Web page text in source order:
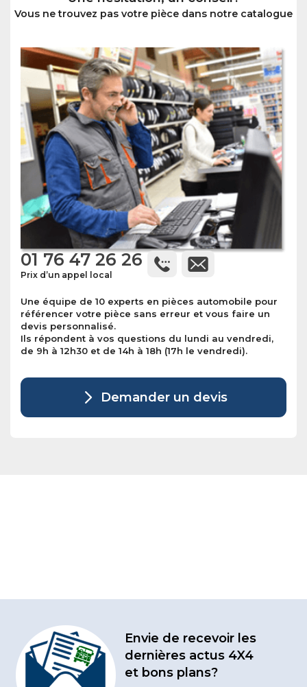
Vous ne trouvez pas votre pièce dans notre catalogue
01 76 47 26 26
Prix d’un appel local
Une équipe de 10 experts en pièces automobile pour
référencer votre pièce sans erreur et vous faire un
devis personnalisé.
Ils répondent à vos questions du lundi au vendredi,
de 9h à 12h30 et de 14h à 18h (17h le vendredi).
Demander un devis
Envie de recevoir les
dernières actus 4X4
et bons plans?